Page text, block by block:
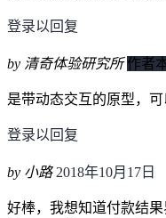
登录以回复
by 清奇体验研究所 作者
是带动态交互的原型，
登录以回复
by 小路 2018年10月17日
好棒，我想知道付款结